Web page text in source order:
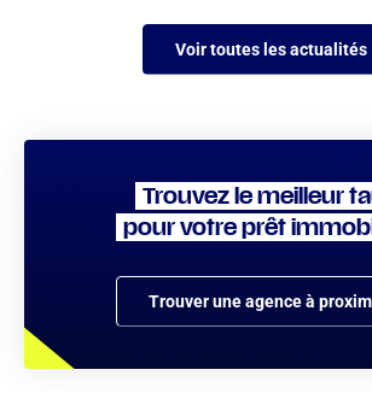
Voir toutes les actualités
Trouvez le meilleur
pour votre prêt
Trouver une agence à